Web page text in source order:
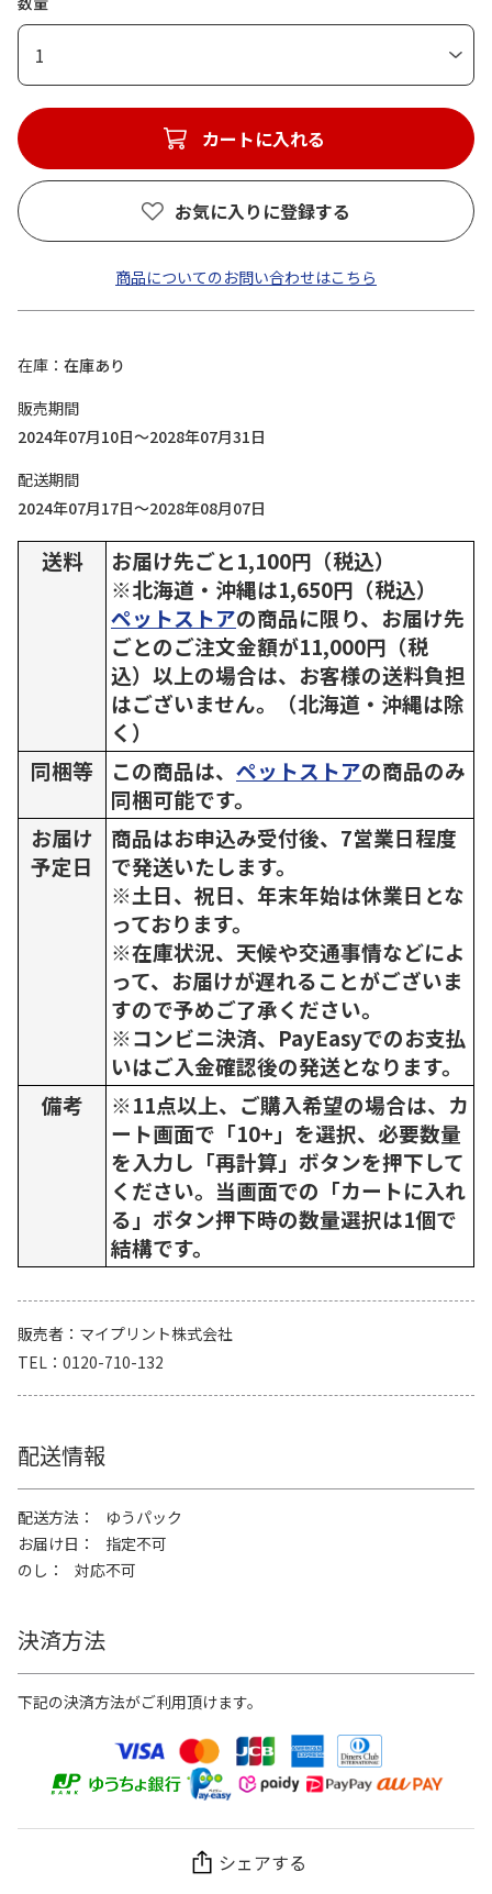
1
カートに入れる
お気に入りに登録する
商品についてのお問い合わせはこちら
在庫
在庫あり
販売期間
2024年07月10日～2028年07月31日
配送期間
2024年07月17日～2028年08月07日
送料
お届け先ごと1,100円（税込）
※北海道・沖縄は1,650円（税込）
ペットストアの商品に限り、お届け先
ごとのご注文金額が11,000円（税
込）以上の場合は、お客様の送料負担
はございません。（北海道・沖縄は除
く）
同梱等
この商品は、 ペットストアの商品のみ
同梱可能です。
お届け
予定日
商品はお申込み受付後、7営業日程度
で発送いたします。
※土日、祝日、年末年始は休業日とな
っております。
※在庫状況、天候や交通事情などによ
って、お届けが遅れることがございま
すので予めご了承ください。
※コンビニ決済、PayEasyでのお支払
いはご入金確認後の発送となります。
備考
※11点以上、ご購入希望の場合は、カ
ート画面で「10+」を選択、必要数量
を入力し「再計算」ボタンを押下して
ください。当画面での「カートに入れ
る」ボタン押下時の数量選択は1個で
結構です。
販売者
マイプリント株式会社
TEL
0120-710-132
配送情報
配送方法
ゆうパック
お届け日
指定不可
のし
対応不可
決済方法
下記の決済方法がご利用頂けます。
シェアする